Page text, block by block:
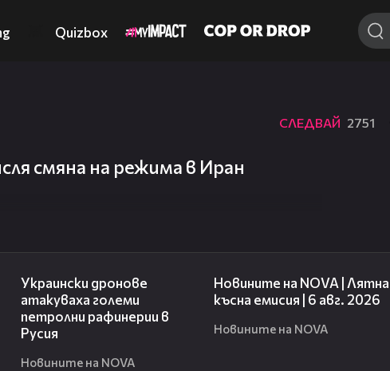
Quizbox
СЛЕДВАЙ 2751
смяна на режима в Иран
Украински дронове
атакуваха големи
петролни рафинерии в
Русия
Новините на NOVA
Новините на NOVA | Лятна
късна емисия | 6 авг. 2026
Новините на NOVA